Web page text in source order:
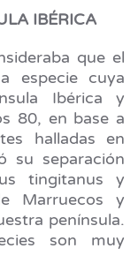
IBÉRICA
que el
especie cuya
Ibérica y
80, en base a
halladas en
su separación
tingitanus y
Marruecos y
península.
son muy